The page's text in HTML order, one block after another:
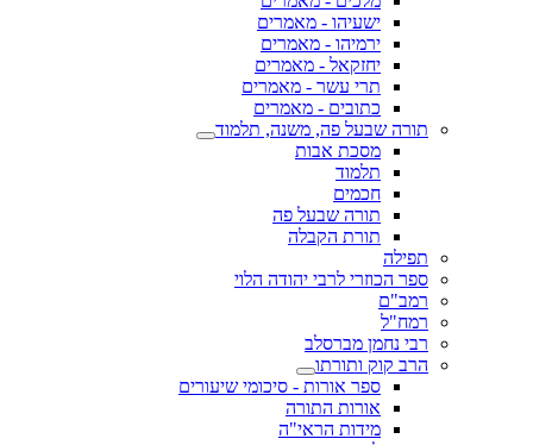
ישעיהו - מאמרים
ירמיהו - מאמרים
יחזקאל - מאמרים
תרי עשר - מאמרים
כתובים - מאמרים
תורה שבעל פה, משנה, תלמוד
מסכת אבות
תלמוד
חכמים
תורה שבעל פה
תורת הקבלה
תפילה
ספר הכוזרי לרבי יהודה הלוי
רמב"ם
רמח"ל
רבי נחמן מברסלב
הרב קוק ותורתו
ספר אורות - סיכומי שיעורים
אורות התורה
מידות הראי"ה